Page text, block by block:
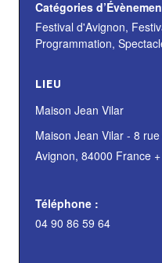
Catégories
Festival d'Avignon,
Programmation,
LIEU
Maison Jean Vilar
Maison Jean Vilar - 8
Avignon, 84000 France
Téléphone :
04 90 86 59 64